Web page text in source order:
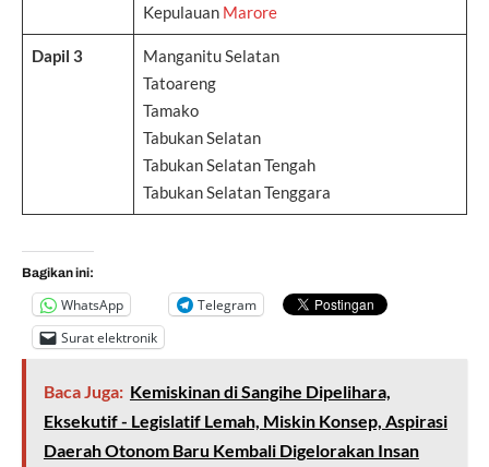
Kepulauan Marore
Dapil 3
Manganitu Selatan
Tatoareng
Tamako
Tabukan Selatan
Tabukan Selatan Tengah
Tabukan Selatan Tenggara
Bagikan ini:
WhatsApp
Telegram
Surat elektronik
Baca Juga: Kemiskinan di Sangihe Dipelihara,
Eksekutif - Legislatif Lemah, Miskin Konsep, Aspirasi
Daerah Otonom Baru Kembali Digelorakan Insan